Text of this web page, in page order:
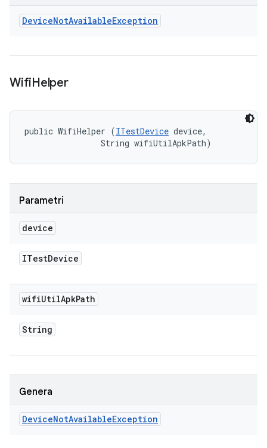
DeviceNotAvailableException
WifiHelper
public WifiHelper (ITestDevice device,
                String wifiUtilApkPath)
Parametri
device
ITestDevice
wifiUtilApkPath
String
Genera
DeviceNotAvailableException